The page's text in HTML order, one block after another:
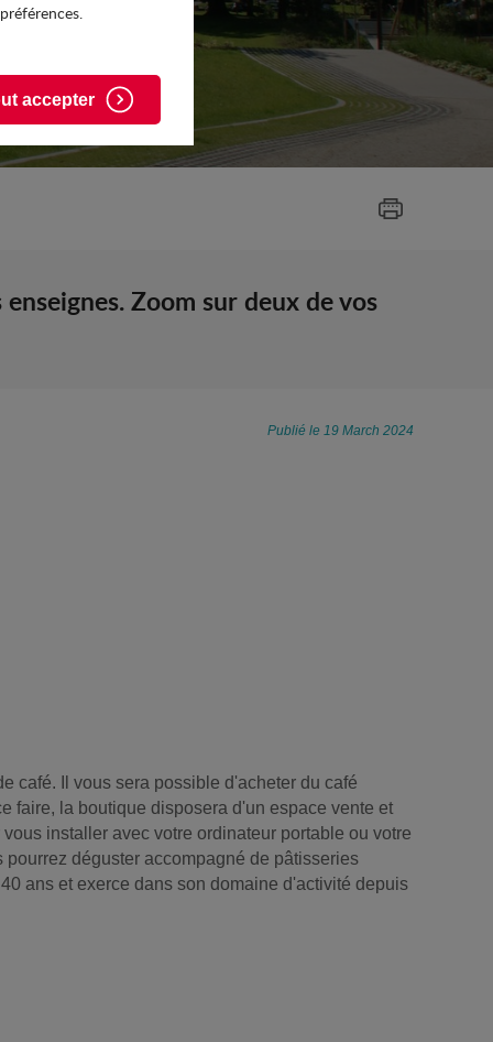
accepter
Zoom sur deux de vos
Publié le 19 March 2024
café. Il vous sera possible d'acheter du café
faire, la boutique disposera d'un espace vente et
installer avec votre ordinateur portable ou votre
déguster accompagné de pâtisseries
ans et exerce dans son domaine d'activité depuis